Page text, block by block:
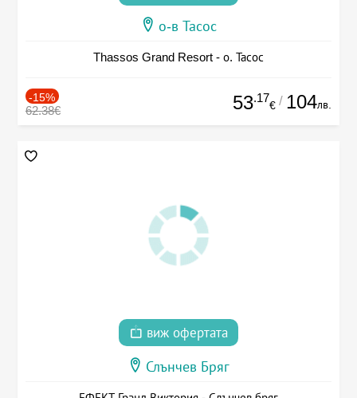
о-в Тасос
Thassos Grand Resort - о. Тасос
-15%
62.38€ 53.17
€ / 104лв.
виж офертата
Слънчев Бряг